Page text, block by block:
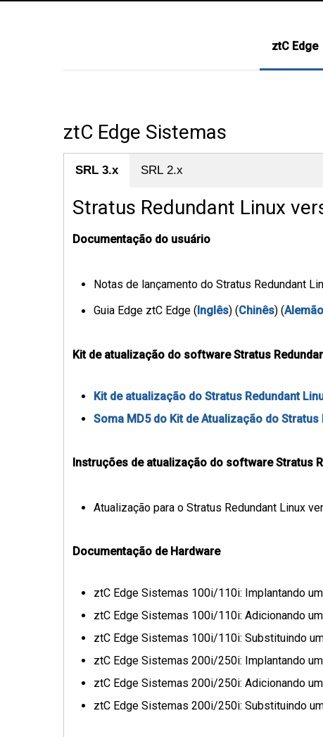
ztC Edge
ztC Edge Sistemas
SRL 3.x SRL 2.x
Stratus Redundant Linux
Documentação do usuário
Notas de lançamento do Stratus Redundant
Guia Edge ztC Edge ( Inglês) (Chinês) (
Kit de atualização do software Stratus
Kit de atualização do Stratus Redundant
Soma MD5 do Kit de Atualização do Stratus
Instruções de atualização do software Stratus
Atualização para o Stratus Redundant Linux
Documentação de Hardware
ztC Edge Sistemas 100i/110i: Implantando
ztC Edge Sistemas 100i/110i: Adicionando
ztC Edge Sistemas 100i/110i: Substituindo
ztC Edge Sistemas 200i/250i: Implantando
ztC Edge Sistemas 200i/250i: Adicionando
ztC Edge Sistemas 200i/250i: Substituindo